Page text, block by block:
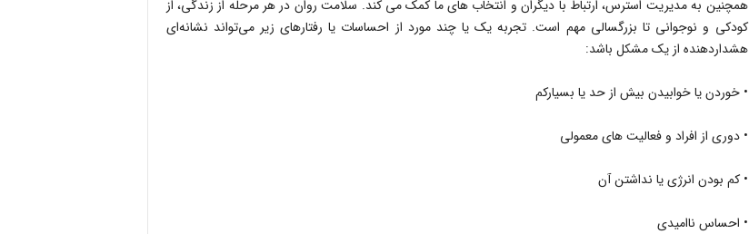
همچنین به مدیریت استرس، ارتباط با دیگران و انتخاب های ما کمک می کند. سلامت روان در هر مرحله از زندگی، از
کودکی و نوجوانی تا بزرگسالی مهم است. تجربه یک یا چند مورد از احساسات یا رفتارهای زیر می‌تواند نشانه‌ای
هشداردهنده از یک مشکل باشد:
• خوردن یا خوابیدن بیش از حد یا بسیارکم
• دوری از افراد و فعالیت های معمولی
• کم بودن انرژی یا نداشتن آن
• احساس ناامیدی